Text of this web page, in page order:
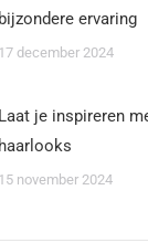
bijzondere ervaring
17 december 2024
Laat je inspireren
haarlooks
15 november 2024